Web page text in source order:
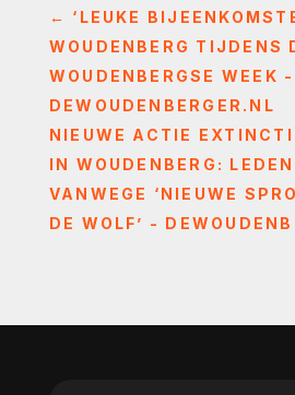
← ‘LEUKE
WOUDENBERG TIJDENS
WOUDENBERGSE WEEK -
DEWOUDENBERGER.NL
NIEUWE ACTIE
IN WOUDENBERG:
VANWEGE ‘NIEUWE
DE WOLF’ -